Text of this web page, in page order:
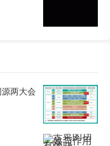
两大会